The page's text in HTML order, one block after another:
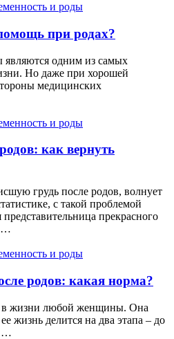
и роды
при родах?
одним из самых
Но даже при хорошей
медицинских
и роды
как вернуть
грудь после родов, волнует
с такой проблемой
представительница прекрасного
…
и роды
родов: какая норма?
жизни любой женщины. Она
жизнь делится на два этапа – до
…